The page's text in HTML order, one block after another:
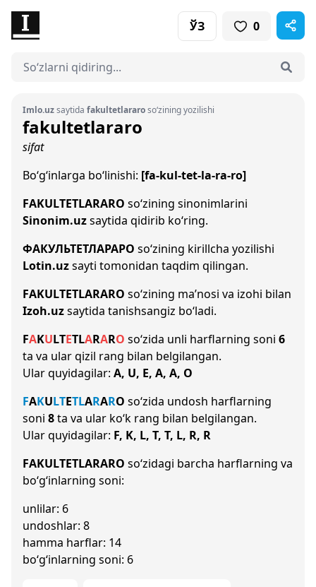
ЎЗ 0
Imlo.uzsaytida fakultetlararoso‘zining yozilishi
fakultetlararo
sifat
Bo‘g‘inlarga bo‘linishi: [fa-kul-tet-la-ra-ro]
FAKULTETLARARO so‘zining sinonimlarini
Sinonim.uzsaytida qidirib ko‘ring.
ФАКУЛЬТЕТЛАРАРО so‘zining kirillcha yozilishi
Lotin.uzsayti tomonidan taqdim qilingan.
FAKULTETLARARO so‘zining ma’nosi va izohi bilan
Izoh.uzsaytida tanishsangiz bo‘ladi.
FAKULTETLARARO so‘zida unli harflarning soni 6
ta va ular qizil rang bilan belgilangan.
Ular quyidagilar: A, U, E, A, A, O
FAKULTETLARARO so‘zida undosh harflarning
soni 8ta va ular ko‘k rang bilan belgilangan.
Ular quyidagilar: F, K, L, T, T, L, R, R
FAKULTETLARARO so‘zidagi barcha harflarning va
bo‘g‘inlarning soni:
unlilar: 6
undoshlar: 8
hamma harflar: 14
bo‘g‘inlarning soni: 6